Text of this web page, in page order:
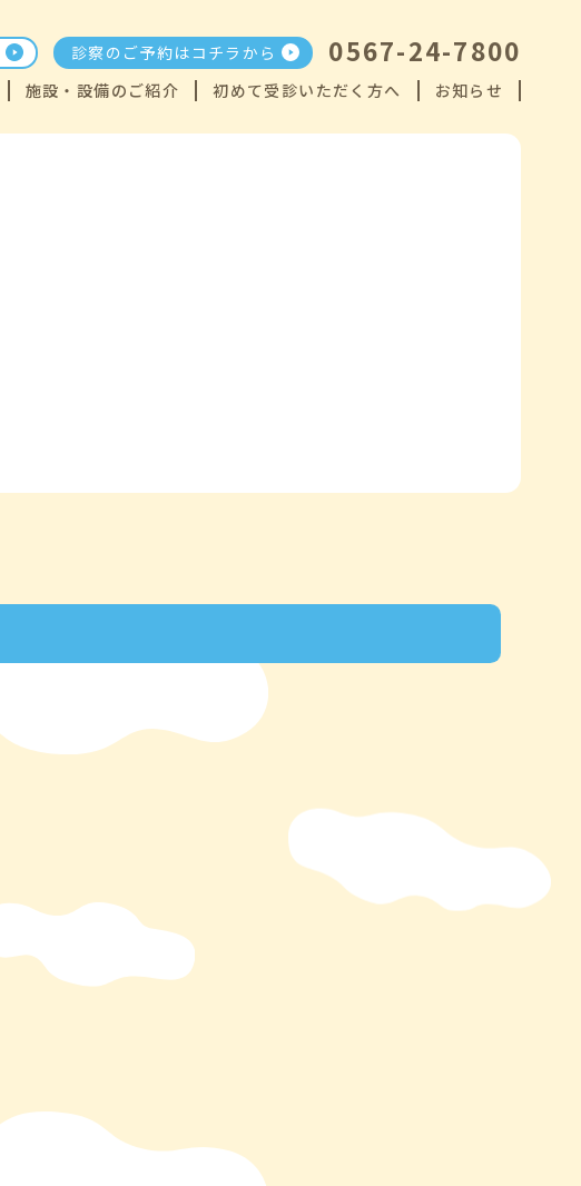
診察のご予約はコチラから 0567-24-7800
施設・設備のご紹介 初めて受診いただく方へ お知らせ